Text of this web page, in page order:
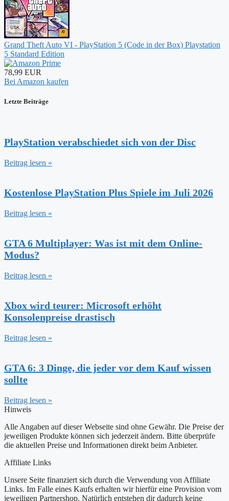
Grand Theft Auto VI - PlayStation 5 (Code in der Box) Playstation
5 Standard Edition
78,99 EUR
Bei Amazon kaufen
Letzte Beiträge
PlayStation verabschiedet sich von der Disc
Beitrag lesen »
Kostenlose PlayStation Plus Spiele im Juli 2026
Beitrag lesen »
GTA 6 Multiplayer: Was ist mit dem Online-
Modus?
Beitrag lesen »
Xbox wird teurer: Microsoft erhöht
Konsolenpreise drastisch
Beitrag lesen »
GTA 6: 3 Dinge, die jeder vor dem Kauf wissen
sollte
Beitrag lesen »
Hinweis
Alle Angaben auf dieser Webseite sind ohne Gewähr. Die Preise der
jeweiligen Produkte können sich jederzeit ändern. Bitte überprüfe
die aktuellen Preise und Informationen direkt beim Anbieter.
Affiliate Links
Unsere Seite finanziert sich durch die Verwendung von Affiliate
Links. Im Falle eines Kaufs erhalten wir hierfür eine Provision vom
jeweiligen Partnershop. Natürlich entstehen dir dadurch keine